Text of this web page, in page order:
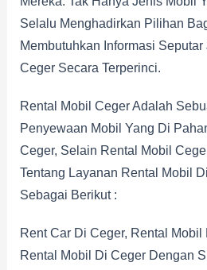
Selalu Menghadirkan Pilihan
Membutuhkan Informasi Seputar
Ceger Secara Terperinci.
Rental Mobil Ceger Adalah
Penyewaan Mobil Yang Di
Ceger, Selain Rental Mobil
Tentang Layanan Rental Mobil
Sebagai Berikut :
Rent Car Di Ceger, Rental Mobil
Rental Mobil Di Ceger Dengan